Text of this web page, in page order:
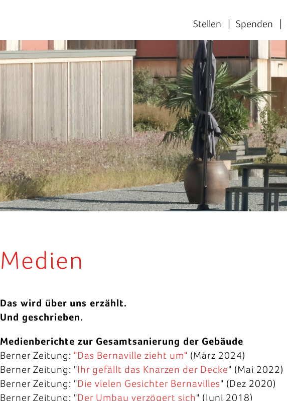
Stellen Spenden
Medien
Das wird über uns erzählt.
Und geschrieben.
Medienberichte zur Gesamtsanierung der Gebäude
Berner Zeitung: "Das Bernaville zieht um" (März 2024)
Berner Zeitung: "Ihr gefällt das Knarzen der Decke" (Mai 2022)
Berner Zeitung: "Die vielen Gesichter Bernavilles" (Dez 2020)
Berner Zeitung: "Der Umbau verzögert sich" (Juni 2018)